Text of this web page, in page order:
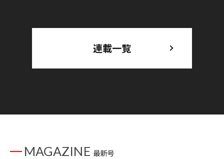
連載一覧
MAGAZINE 最新号